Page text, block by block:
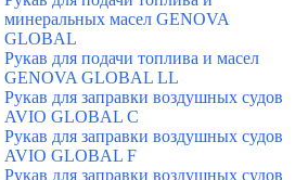
минеральных масел GENOVA
GLOBAL
Рукав для подачи топлива и масел
GENOVA GLOBAL LL
Рукав для заправки воздушных судов
AVIO GLOBAL C
Рукав для заправки воздушных судов
AVIO GLOBAL F
Рукав для заправки воздушных судов